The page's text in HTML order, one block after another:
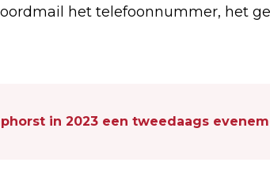
het telefoonnummer, het
in 2023 een tweedaags